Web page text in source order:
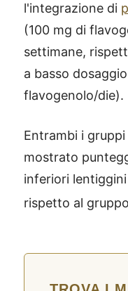
l'integrazione di
(100 mg di
settimane,
a basso
flavogenolo/die).
Entrambi i
mostrato
inferiori
rispetto al